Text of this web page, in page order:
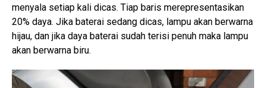
menyala setiap kali dicas. Tiap baris merepresentasikan
20% daya. Jika baterai sedang dicas, lampu akan berwarna
hijau, dan jika daya baterai sudah terisi penuh maka lampu
akan berwarna biru.